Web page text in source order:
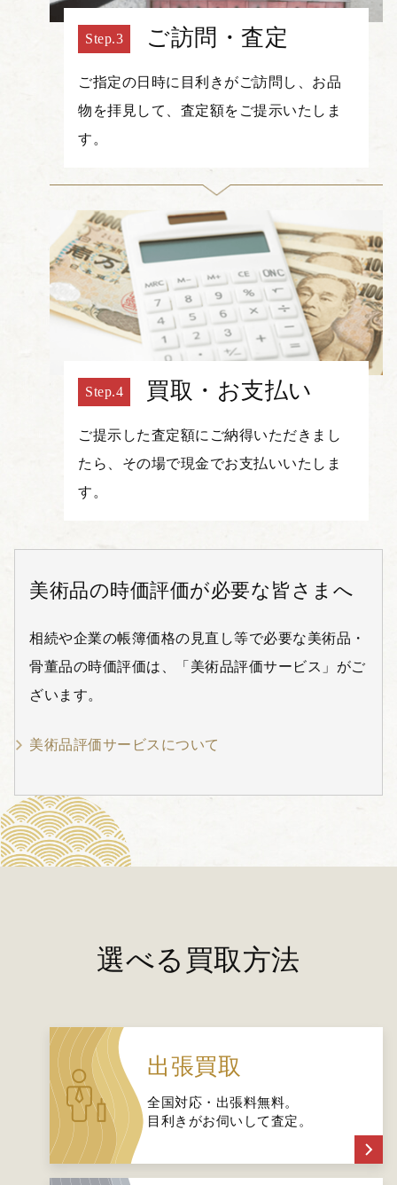
ご訪問・査定
ご指定の日時に目利きがご訪問し、お品
物を拝見して、査定額をご提示いたしま
す。
買取・お支払い
ご提示した査定額にご納得いただきまし
たら、その場で現金でお支払いいたしま
す。
美術品の時価評価が必要な皆さまへ
相続や企業の帳簿価格の見直し等で必要な美術品・
骨董品の時価評価は、「美術品評価サービス」がご
ざいます。
美術品評価サービスについて
選べる買取方法
出張買取
全国対応・出張料無料。
目利きがお伺いして査定。